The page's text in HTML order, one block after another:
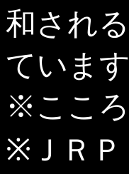
和され
ています
※ここ
※ＪＲＰ